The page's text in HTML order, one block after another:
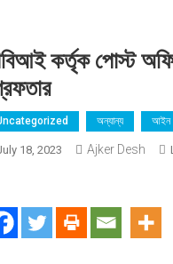
কর্তৃক পোস্ট
অন্যান্য আইন
18, 2023 Ajker Desh